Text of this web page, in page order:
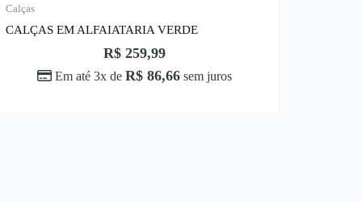
Calças
CALÇAS EM ALFAIATARIA VERDE
R$259,99
Em até 3x de R$86,66sem juros